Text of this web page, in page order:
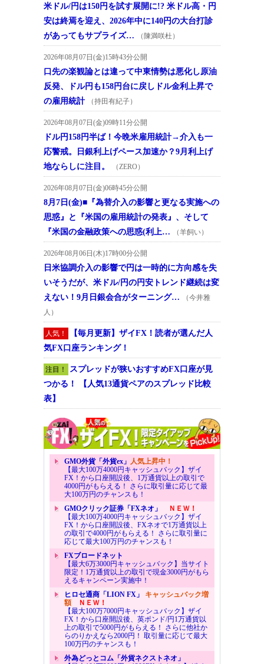
米ドル/円は150円を試す展開に!? 米ドル高・円
安は終焉を迎え、2026年中に140円の大台打診
があってもサプライズ…
（陳満咲杜）
2026年08月07日(金)15時43分公開
口先の楽観論とは違って中東情勢は悪化し原油
反発、ドル円も158円台に戻しドル金利上昇で
の雇用統計
（持田有紀子）
2026年08月07日(金)09時11分公開
ドル円158円半ば！今晩米雇用統計→介入も一
応警戒。日銀利上げペース加速か？9月利上げ
地ならしに注目。
（ZERO）
2026年08月07日(金)06時45分公開
8月7日(金)■『為替介入の影響と更なる実施への
思惑』と『米国の雇用統計の発表』、そして
『米国の金融政策への思惑(利上…
（羊飼い）
2026年08月06日(木)17時00分公開
日米協調介入の影響で円は一時的に方向感を失
いそうだが、米ドル/円の円安トレンド継続は変
えない！9月日銀会合がターニング…
（今井雅
人）
人気！
【毎月更新】ザイFX！読者が選んだ人
気FX口座ランキング！
注目！
スプレッドが狭いおすすめFX口座が見
つかる！ 【人気13通貨ペアのスプレッド比較
表】
GMO外貨「外貨ex」 人気上昇中！
【最大100万4000円キャッシュバック】ザイ
FX！から口座開設後、1万通貨以上の取引で
4000円がもらえる！ さらに取引量に応じて最
大100万円のチャンスも！
GMOクリック証券「FXネオ」
ＮＥＷ！
【最大100万4000円キャッシュバック】ザイ
FX！から口座開設後、FXネオで1万通貨以上
の取引で4000円がもらえる！ さらに取引量に
応じて最大100万円のチャンスも！
FXブロードネット
【最大6万3000円キャッシュバック】当サイト
限定！1万通貨以上の取引で現金3000円がもら
えるキャンペーン実施中！
ヒロセ通商「LION FX」 キャッシュバック増
額ＮＥＷ！
【最大100万7000円キャッシュバック】ザイ
FX！から口座開設後、英ポンド/円1万通貨以
上の取引で5000円がもらえる！ さらに他社か
らのりかえなら2000円！ 取引量に応じて最大
100万円のチャンスも！
外為どっとコム「外貨ネクストネオ」